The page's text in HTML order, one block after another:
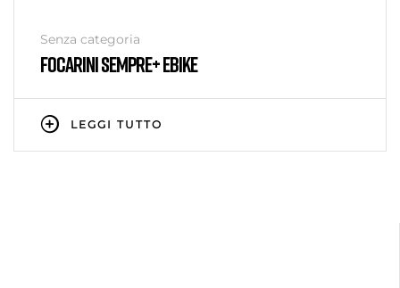
Senza categoria
FOCARINI SEMPRE+ EBIKE
LEGGI TUTTO